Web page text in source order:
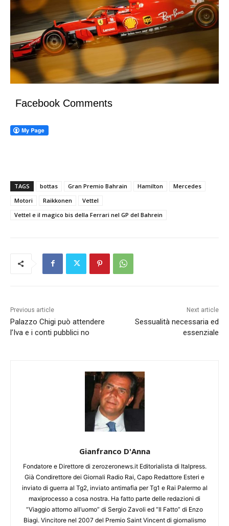
Facebook Comments
TAGS bottas Gran Premio Bahrain Hamilton
Mercedes
Motori
Raikkonen
Vettel
Vettel e il magico bis della Ferrari nel GP del Bahrein
Previous article
Palazzo Chigi può attendere
l’Iva e i conti pubblici no
Next article
Sessualità necessaria ed
essenziale
Gianfranco D'Anna
Fondatore e Direttore di zerozeronews.it Editorialista di Italpress.
Già Condirettore dei Giornali Radio Rai, Capo Redattore Esteri e
inviato di guerra al Tg2, inviato antimafia per Tg1 e Rai Palermo al
maxiprocesso a cosa nostra. Ha fatto parte delle redazioni di
“Viaggio attorno all’uomo” di Sergio Zavoli ed “Il Fatto” di Enzo
Biagi. Vincitore nel 2007 del Premio Saint Vincent di giornalismo